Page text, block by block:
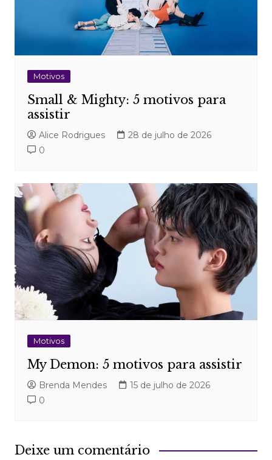
Motivos
Small & Mighty: 5 motivos para
assistir
Alice Rodrigues
28 de julho de 2026
0
Motivos
My Demon: 5 motivos para assistir
Brenda Mendes
15 de julho de 2026
0
Deixe um comentário